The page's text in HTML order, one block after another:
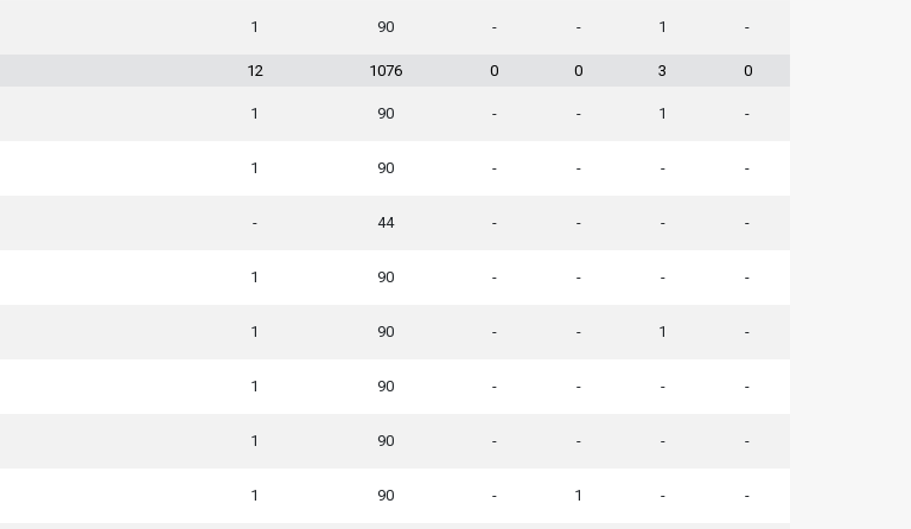
1 90 - - 1 -
12 1076 0 0 3 0
1 90 - - 1 -
1 90 - - - -
- 44 - - - -
1 90 - - - -
1 90 - - 1 -
1 90 - - - -
1 90 - - - -
1 90 - 1 - -